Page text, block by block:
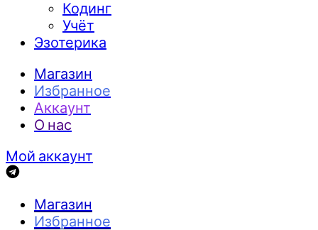
Кодинг
Учёт
Эзотерика
Магазин
Избранное
Аккаунт
О нас
Мой аккаунт
Магазин
Избранное